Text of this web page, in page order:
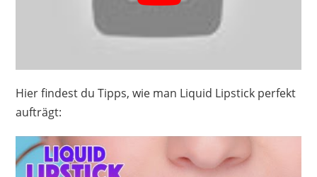
Hier findest du Tipps, wie man Liquid Lipstick perfekt
aufträgt: